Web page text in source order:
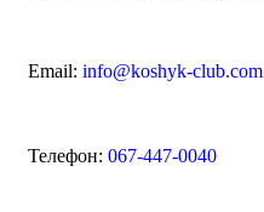
Email: info@koshyk-club.com
Телефон: 067-447-0040